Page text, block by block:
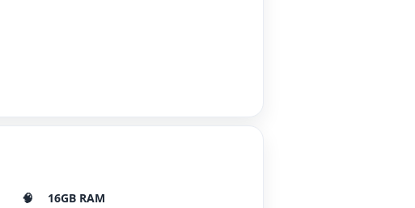
🧠
16GB RAM